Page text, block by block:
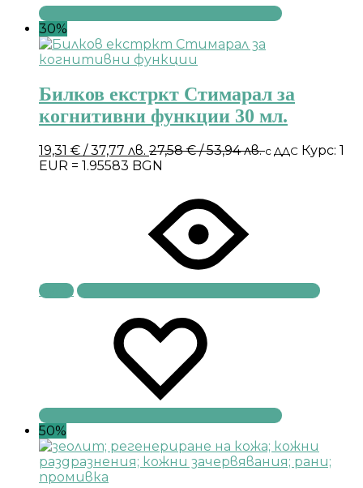
30%
Билков екстркт Стимарал за
когнитивни функции 30 мл.
19,31 € / 37,77 лв. 27,58€/ 53,94 лв.с ДДС Курс: 1
EUR = 1.95583 BGN
Купи
50%